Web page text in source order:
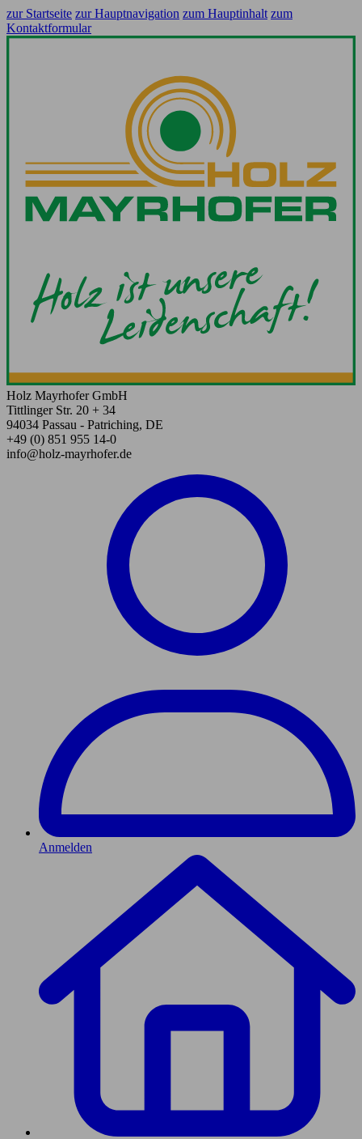
zur Startseite zur Hauptnavigation zum Hauptinhalt zum
Kontaktformular
Holz Mayrhofer GmbH
Tittlinger Str. 20 + 34
94034 Passau - Patriching, DE
+49 (0) 851 955 14-0
info@holz-mayrhofer.de
Anmelden